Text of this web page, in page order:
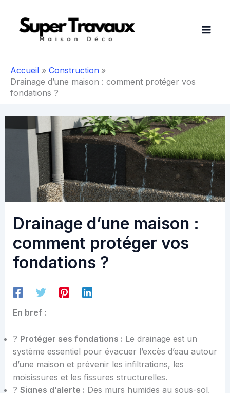
contenu
Accueil
Construction
Drainage d’une maison : comment protéger vos
fondations ?
Drainage d’une maison :
comment protéger vos
fondations ?
En bref :
? Protéger ses fondations : Le drainage est un
système essentiel pour évacuer l’excès d’eau autour
d’une maison et prévenir les infiltrations, les
moisissures et les fissures structurelles.
? Signes d’alerte : Des murs humides au sous-sol,